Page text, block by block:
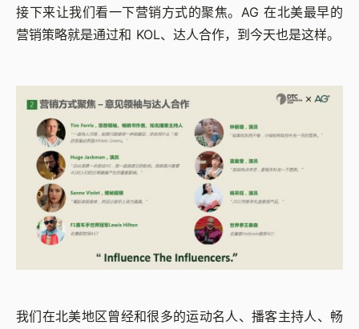
接下来让我们看一下营销方式的聚焦。AG 在北美最早的
营销策略就是通过和 KOL、达人合作，到今天也是这样。
我们在北美地区曾经和很多的运动名人、播客主持人、畅